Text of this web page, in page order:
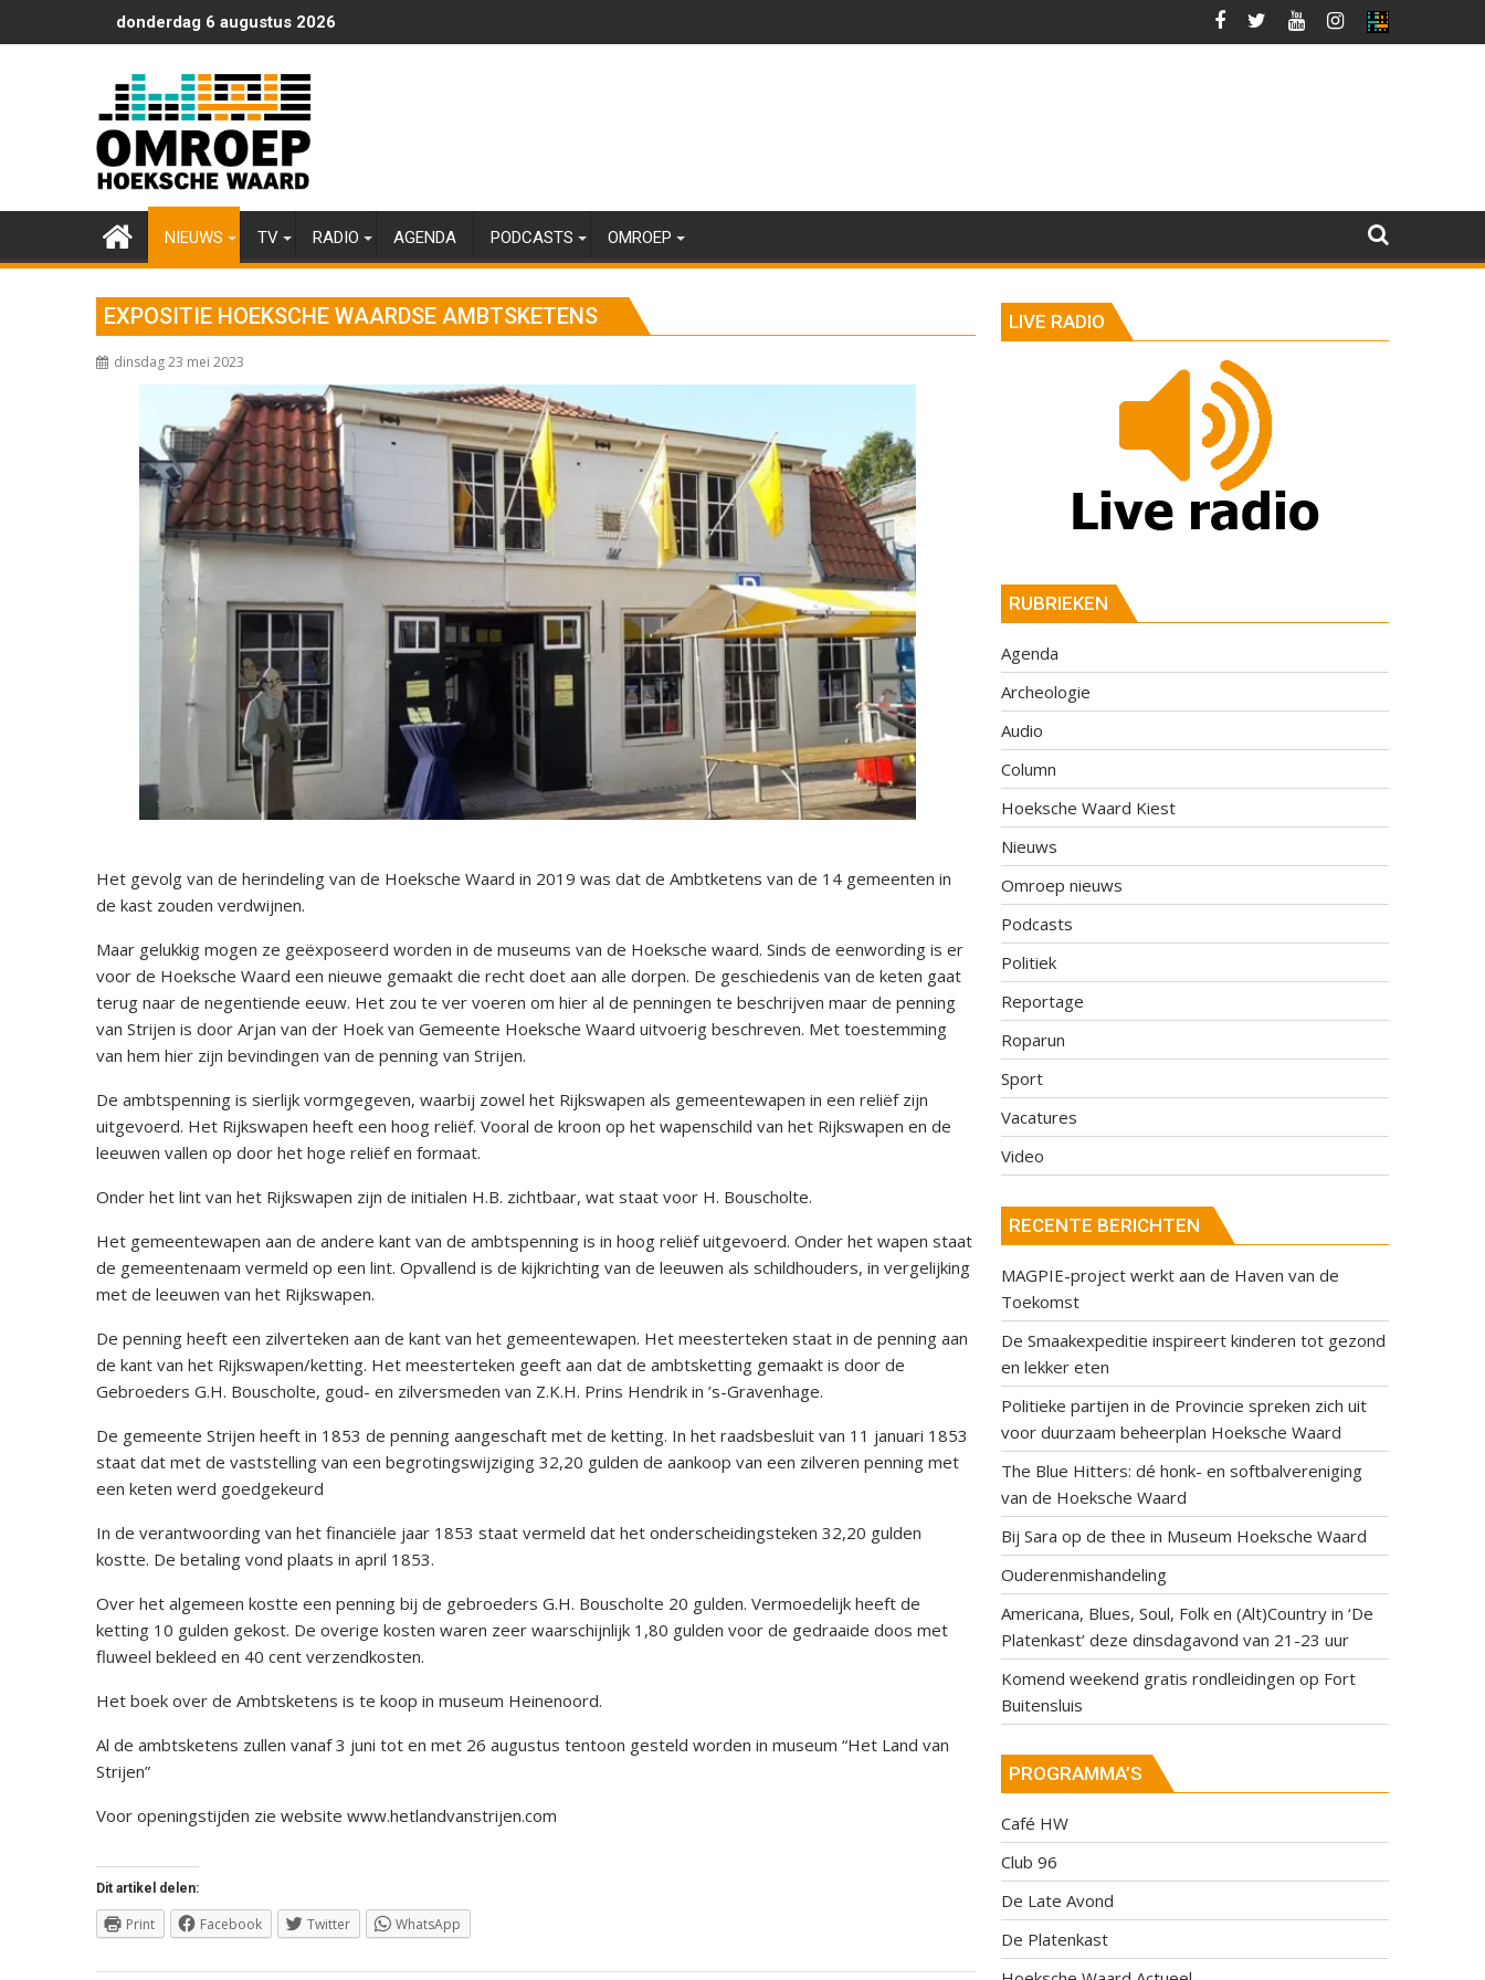
naar
donderdag 6 augustus 2026
NIEUWS TV RADIO AGENDA PODCASTS OMROEP
EXPOSITIE HOEKSCHE WAARDSE AMBTSKETENS
dinsdag 23 mei 2023
Het gevolg van de herindeling van de Hoeksche Waard in 2019 was dat de Ambtketens van de 14 gemeenten in
de kast zouden verdwijnen.
Maar gelukkig mogen ze geëxposeerd worden in de museums van de Hoeksche waard. Sinds de eenwording is er
voor de Hoeksche Waard een nieuwe gemaakt die recht doet aan alle dorpen. De geschiedenis van de keten gaat
terug naar de negentiende eeuw. Het zou te ver voeren om hier al de penningen te beschrijven maar de penning
van Strijen is door Arjan van der Hoek van Gemeente Hoeksche Waard uitvoerig beschreven. Met toestemming
van hem hier zijn bevindingen van de penning van Strijen.
De ambtspenning is sierlijk vormgegeven, waarbij zowel het Rijkswapen als gemeentewapen in een reliëf zijn
uitgevoerd. Het Rijkswapen heeft een hoog reliëf. Vooral de kroon op het wapenschild van het Rijkswapen en de
leeuwen vallen op door het hoge reliëf en formaat.
Onder het lint van het Rijkswapen zijn de initialen H.B. zichtbaar, wat staat voor H. Bouscholte.
Het gemeentewapen aan de andere kant van de ambtspenning is in hoog reliëf uitgevoerd. Onder het wapen staat
de gemeentenaam vermeld op een lint. Opvallend is de kijkrichting van de leeuwen als schildhouders, in vergelijking
met de leeuwen van het Rijkswapen.
De penning heeft een zilverteken aan de kant van het gemeentewapen. Het meesterteken staat in de penning aan
de kant van het Rijkswapen/ketting. Het meesterteken geeft aan dat de ambtsketting gemaakt is door de
Gebroeders G.H. Bouscholte, goud- en zilversmeden van Z.K.H. Prins Hendrik in ’s-Gravenhage.
De gemeente Strijen heeft in 1853 de penning aangeschaft met de ketting. In het raadsbesluit van 11 januari 1853
staat dat met de vaststelling van een begrotingswijziging 32,20 gulden de aankoop van een zilveren penning met
een keten werd goedgekeurd
In de verantwoording van het financiële jaar 1853 staat vermeld dat het onderscheidingsteken 32,20 gulden
kostte. De betaling vond plaats in april 1853.
Over het algemeen kostte een penning bij de gebroeders G.H. Bouscholte 20 gulden. Vermoedelijk heeft de
ketting 10 gulden gekost. De overige kosten waren zeer waarschijnlijk 1,80 gulden voor de gedraaide doos met
fluweel bekleed en 40 cent verzendkosten.
Het boek over de Ambtsketens is te koop in museum Heinenoord.
Al de ambtsketens zullen vanaf 3 juni tot en met 26 augustus tentoon gesteld worden in museum “Het Land van
Strijen”
Voor openingstijden zie website www.hetlandvanstrijen.com
Dit artikel delen:
Print Facebook Twitter WhatsApp
LIVE RADIO
RUBRIEKEN
Agenda
Archeologie
Audio
Column
Hoeksche Waard Kiest
Nieuws
Omroep nieuws
Podcasts
Politiek
Reportage
Roparun
Sport
Vacatures
Video
RECENTE BERICHTEN
MAGPIE-project werkt aan de Haven van de
Toekomst
De Smaakexpeditie inspireert kinderen tot gezond
en lekker eten
Politieke partijen in de Provincie spreken zich uit
voor duurzaam beheerplan Hoeksche Waard
The Blue Hitters: dé honk- en softbalvereniging
van de Hoeksche Waard
Bij Sara op de thee in Museum Hoeksche Waard
Ouderenmishandeling
Americana, Blues, Soul, Folk en (Alt)Country in ‘De
Platenkast’ deze dinsdagavond van 21-23 uur
Komend weekend gratis rondleidingen op Fort
Buitensluis
PROGRAMMA’S
Café HW
Club 96
De Late Avond
De Platenkast